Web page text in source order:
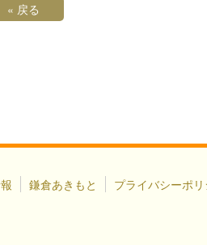
« 戻る
鎌倉あきもと プライバシーポ